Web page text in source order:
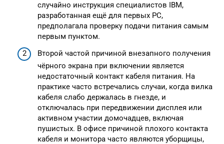
случайно инструкция специалистов IBM,
разработанная ещё для первых PC,
предполагала проверку подачи питания самым
первым пунктом.
Второй частой причиной внезапного получения
чёрного экрана при включении является
недостаточный контакт кабеля питания. На
практике часто встречались случаи, когда вилка
кабеля слабо держалась в гнезде, и
отключалась при передвижении дисплея или
активном участии домочадцев, включая
пушистых. В офисе причиной плохого контакта
кабеля и монитора часто являются уборщицы,